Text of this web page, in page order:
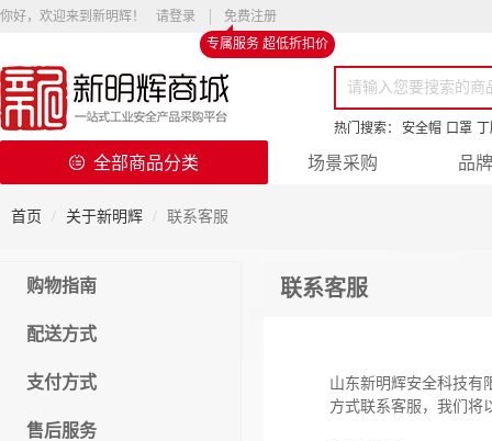
你好，欢迎来到新明辉！ 请登录
免费注册
专属服务 超低折扣价
热门搜索： 安全帽 口罩
全部商品分类 场景采购 品
首页 关于新明辉 联系客服
购物指南
配送方式
支付方式
售后服务
联系客服
山东新明辉安全科技有
方式联系客服，我们将